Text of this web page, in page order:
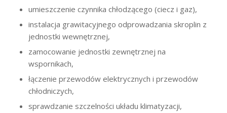
umieszczenie czynnika chłodzącego (ciecz i gaz),
instalacja grawitacyjnego odprowadzania skroplin z
jednostki wewnętrznej,
zamocowanie jednostki zewnętrznej na
wspornikach,
łączenie przewodów elektrycznych i przewodów
chłodniczych,
sprawdzanie szczelności układu klimatyzacji,